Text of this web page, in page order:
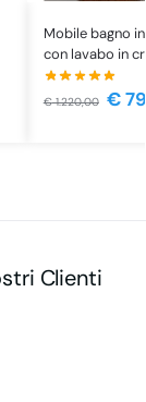
Mobile bagno
con lavabo in
€1.220,00 €
Clienti